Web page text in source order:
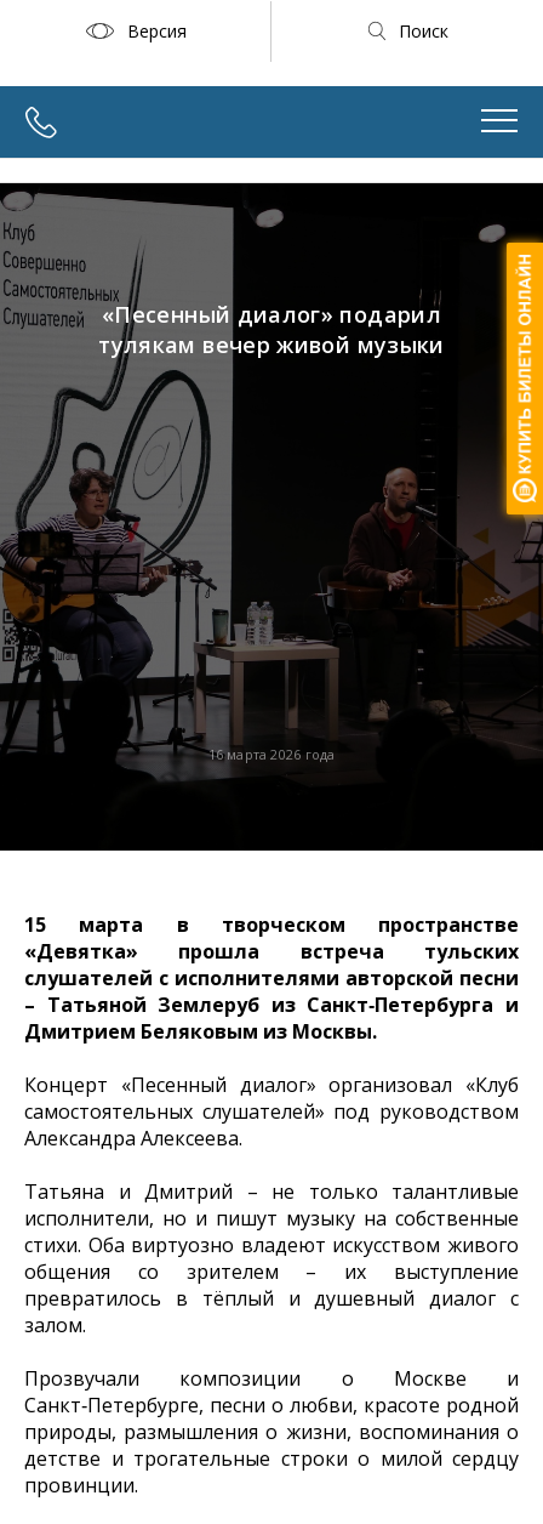
Версия Поиск
16 марта 2026 года
«Песенный диалог» подарил
тулякам вечер живой музыки
15 марта в творческом пространстве
«Девятка» прошла встреча тульских
слушателей с исполнителями авторской песни
– Татьяной Землеруб из Санкт‑Петербурга и
Дмитрием Беляковым из Москвы.
Концерт «Песенный диалог» организовал «Клуб
самостоятельных слушателей» под руководством
Александра Алексеева.
Татьяна и Дмитрий – не только талантливые
исполнители, но и пишут музыку на собственные
стихи. Оба виртуозно владеют искусством живого
общения со зрителем – их выступление
превратилось в тёплый и душевный диалог с
залом.
Прозвучали композиции о Москве и
Санкт‑Петербурге, песни о любви, красоте родной
природы, размышления о жизни, воспоминания о
детстве и трогательные строки о милой сердцу
провинции.